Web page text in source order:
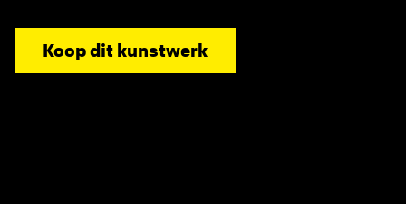
Koop dit kunstwerk